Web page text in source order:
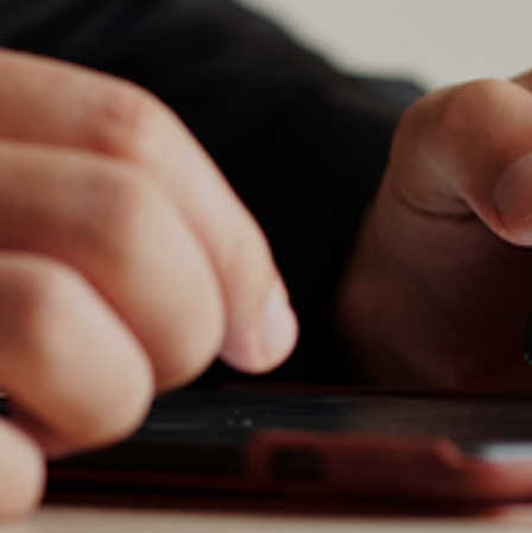
Ronald Souza
7 de mai. de 2025
Societário
Quando o Acordo de Sócios é necessário?